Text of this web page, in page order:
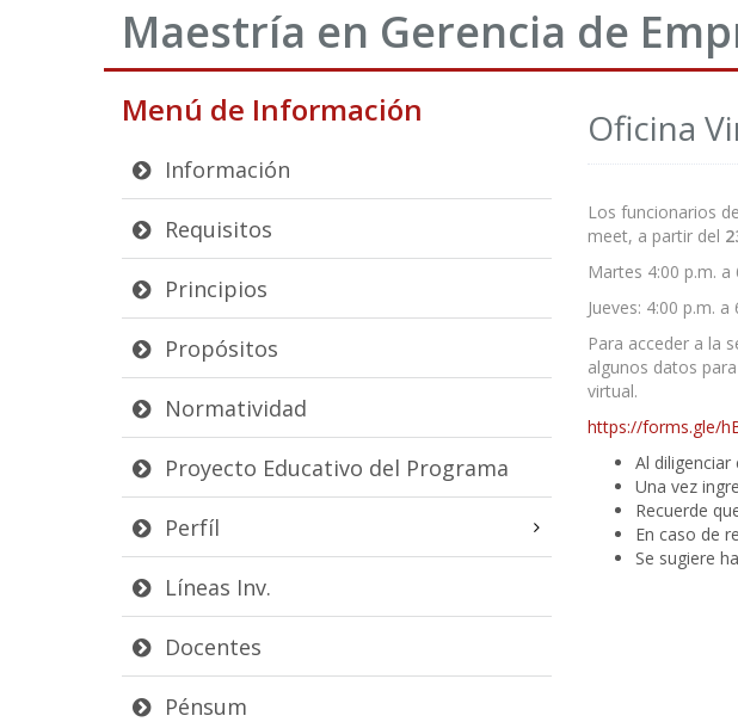
Maestría en Gerencia de
Menú de Información
Información
Requisitos
Principios
Propósitos
Normatividad
Proyecto Educativo del Programa
Perfíl
Líneas Inv.
Docentes
Pénsum
Oficina
Los funcionarios
meet, a partir del
Martes 4:00 p.m. a
Jueves: 4:00 p.m. a
Para acceder a la
algunos datos
virtual.
https://forms.gle/
Al
Una vez
Recuerde
En caso de
Se sugiere